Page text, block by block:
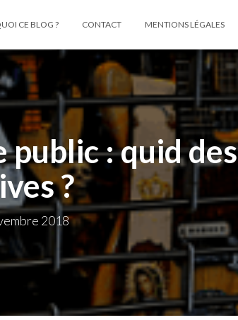
CE BLOG ? CONTACT MENTIONS LÉGALES
: quid des
?
2018